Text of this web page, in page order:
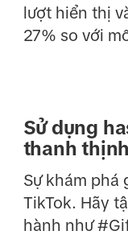
lượt hiển thị
27% so với
Sử dụng
thanh
Sự khám phá
TikTok. Hãy
hành như